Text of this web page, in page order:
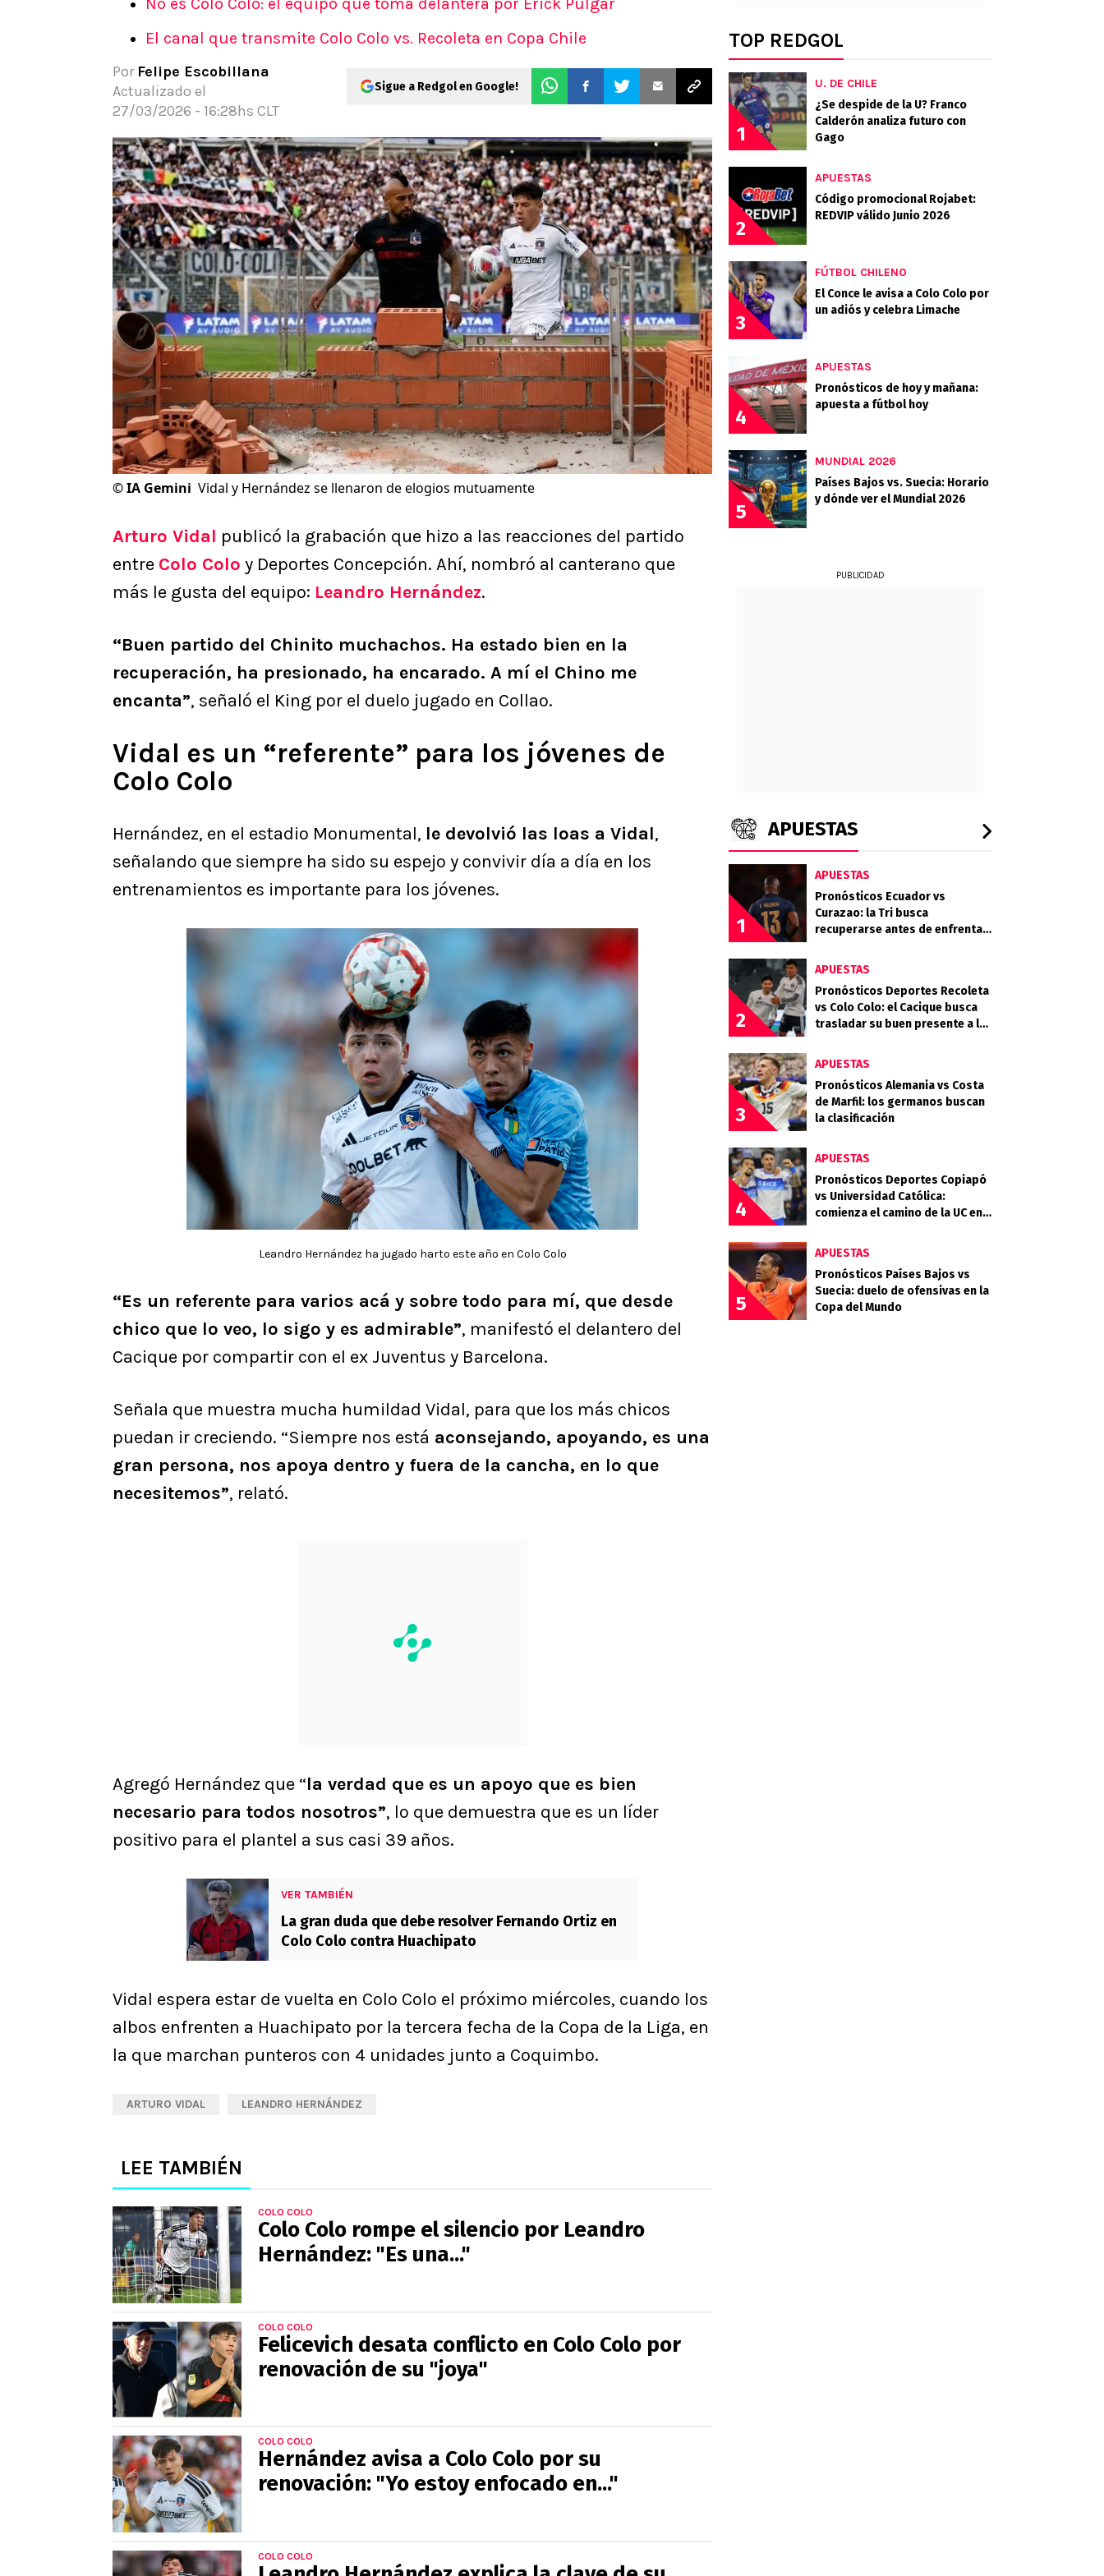
Pronósticos
Apuestas Mundial 2026
El canal que transmite Colo Colo vs. Recoleta en Copa Chile
Por Felipe Escobillana
Actualizado el
27/03/2026 - 16:28hs CLT
Sigue a Redgol en Google!
©IA Gemini Vidal y Hernández se llenaron de elogios mutuamente
Arturo Vidal publicó la grabación que hizo a las reacciones del partido
entre Colo Colo y Deportes Concepción. Ahí, nombró al canterano que
más le gusta del equipo: Leandro Hernández.
“Buen partido del Chinito muchachos. Ha estado bien en la
recuperación, ha presionado, ha encarado. A mí el Chino me
encanta”, señaló el King por el duelo jugado en Collao.
Vidal es un “referente” para los jóvenes de
Colo Colo
Hernández, en el estadio Monumental, le devolvió las loas a Vidal,
señalando que siempre ha sido su espejo y convivir día a día en los
entrenamientos es importante para los jóvenes.
Leandro Hernández ha jugado harto este año en Colo Colo
“Es un referente para varios acá y sobre todo para mí, que desde
chico que lo veo, lo sigo y es admirable”, manifestó el delantero del
Cacique por compartir con el ex Juventus y Barcelona.
Señala que muestra mucha humildad Vidal, para que los más chicos
puedan ir creciendo. “Siempre nos está aconsejando, apoyando, es una
gran persona, nos apoya dentro y fuera de la cancha, en lo que
necesitemos”, relató.
Agregó Hernández que “la verdad que es un apoyo que es bien
necesario para todos nosotros”, lo que demuestra que es un líder
positivo para el plantel a sus casi 39 años.
VER TAMBIÉN
La gran duda que debe resolver Fernando Ortiz en
Colo Colo contra Huachipato
Vidal espera estar de vuelta en Colo Colo el próximo miércoles, cuando los
albos enfrenten a Huachipato por la tercera fecha de la Copa de la Liga, en
la que marchan punteros con 4 unidades junto a Coquimbo.
ARTURO VIDAL LEANDRO HERNÁNDEZ
LEE TAMBIÉN
COLO COLO
Colo Colo rompe el silencio por Leandro
Hernández: "Es una..."
COLO COLO
Felicevich desata conflicto en Colo Colo por
renovación de su "joya"
COLO COLO
Hernández avisa a Colo Colo por su
renovación: "Yo estoy enfocado en..."
COLO COLO
TOP REDGOL
1
U. DE CHILE
¿Se despide de la U? Franco
Calderón analiza futuro con
Gago
2
APUESTAS
Código promocional Rojabet:
REDVIP válido Junio 2026
3
FÚTBOL CHILENO
El Conce le avisa a Colo Colo por
un adiós y celebra Limache
4
APUESTAS
Pronósticos de hoy y mañana:
apuesta a fútbol hoy
5
MUNDIAL 2026
Países Bajos vs. Suecia: Horario
y dónde ver el Mundial 2026
PUBLICIDAD
APUESTAS
1
APUESTAS
Pronósticos Ecuador vs
Curazao: la Tri busca
recuperarse antes de enfrentar
2
APUESTAS
Pronósticos Deportes Recoleta
vs Colo Colo: el Cacique busca
trasladar su buen presente a la
3
APUESTAS
Pronósticos Alemania vs Costa
de Marfil: los germanos buscan
la clasificación
4
APUESTAS
Pronósticos Deportes Copiapó
vs Universidad Católica:
comienza el camino de la UC en
5
APUESTAS
Pronósticos Países Bajos vs
Suecia: duelo de ofensivas en la
Copa del Mundo